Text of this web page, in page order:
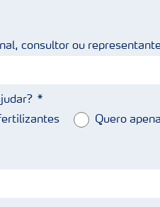
consultor ou
Quero